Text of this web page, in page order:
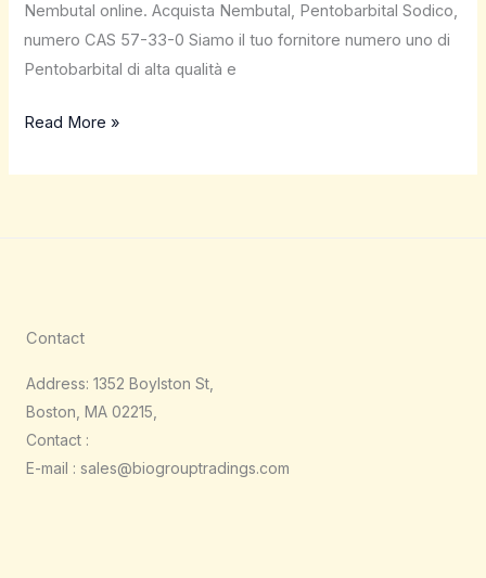
Nembutal online. Acquista Nembutal, Pentobarbital Sodico,
numero CAS 57-33-0 Siamo il tuo fornitore numero uno di
Pentobarbital di alta qualità e
Read More »
Contact
Address: 1352 Boylston St,
Boston, MA 02215,
Contact :
E-mail : sales@biogrouptradings.com